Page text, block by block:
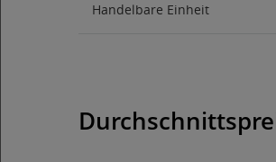
Handelbare Einheit